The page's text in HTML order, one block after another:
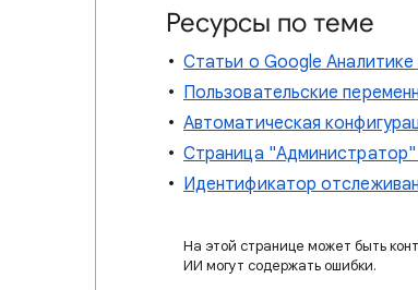
Ресурсы по теме
Статьи о Google
Пользовательские
Автоматическая
Страница "Администратор"
Идентификатор
На этой странице может быть
ИИ могут содержать ошибки.